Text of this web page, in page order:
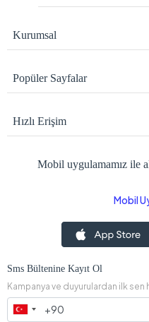
Kurumsal
Popüler Sayfalar
Hızlı Erişim
Mobil uygulamamız ile
Mobil
Sms Bültenine Kayıt Ol
Kampanya ve duyurulardan ilk sen